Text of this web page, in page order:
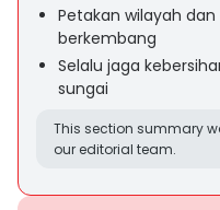
Petakan wilayah
berkembang
Selalu jaga
sungai
This section summary
our editorial team.